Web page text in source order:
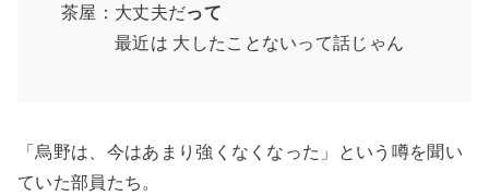
茶屋：大丈夫だって
最近は 大したことないって話じゃん
「烏野は、今はあまり強くなくなった」という噂を聞い
ていた部員たち。